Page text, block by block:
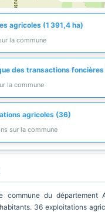
agricoles (1 391,4 ha)
la commune
des transactions
la commune
agricoles (36)
sur la commune
commune du département
36 exploitations